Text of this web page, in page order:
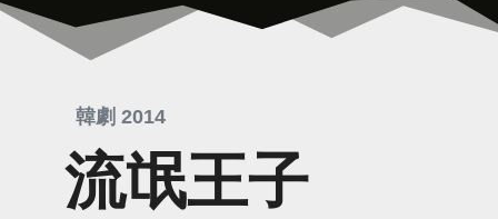
韓劇 2014
流氓王子